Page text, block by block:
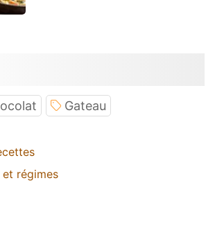
Gateau
régimes